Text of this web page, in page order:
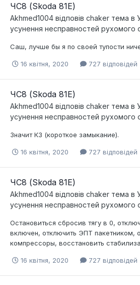
ЧС8 (Skoda 81E)
Akhmed1004 відповів chaker тема в
усунення несправностей рухомого
Саш, лучше бы я по своей тупости
16 квітня, 2020 727 відповідей
ЧС8 (Skoda 81E)
Akhmed1004 відповів chaker тема в
усунення несправностей рухомого
Значит КЗ (короткое замыкание).
16 квітня, 2020 727 відповідей
ЧС8 (Skoda 81E)
Akhmed1004 відповів chaker тема в
усунення несправностей рухомого
Остановиться сбросив тягу в 0,
включен, отключить ЭПТ пакетником,
компрессоры, восстановить
16 квітня, 2020 727 відповідей